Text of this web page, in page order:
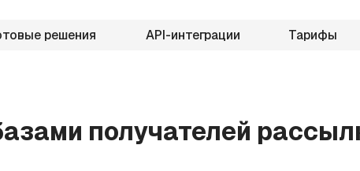
решения API-интеграции Тарифы
получателей